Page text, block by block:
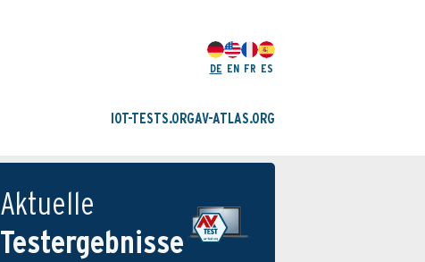
DE EN FR ES
IOT-TESTS.ORGAV-ATLAS.ORG
Aktuelle
Testergebnisse